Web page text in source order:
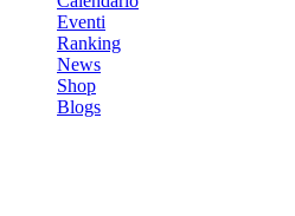
Eventi
Ranking
News
Shop
Blogs